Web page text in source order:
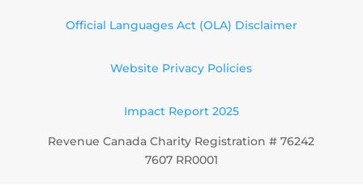
Official Languages Act (OLA) Disclaimer
Website Privacy Policies
Impact Report 2025
Revenue Canada Charity Registration # 76242
7607 RR0001